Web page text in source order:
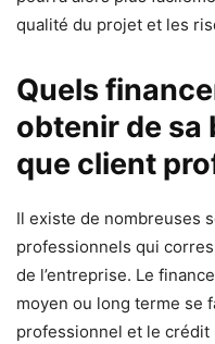
qualité du projet et les
Quels
obtenir de sa
que client
Il existe de nombreuses
professionnels qui
de l’entreprise. Le
moyen ou long terme se
professionnel et le